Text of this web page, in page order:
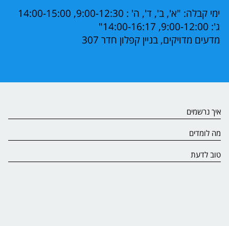
ימי קבלה: "א', ב', ד', ה' : 9:00-12:30, 14:00-15:00
ג': 9:00-12:00, 14:00-16:17"
מדעים מדויקים, בניין קפלון חדר 307
איך נרשמים
מה לומדים
טוב לדעת